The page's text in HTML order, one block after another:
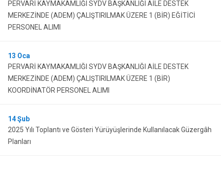
PERVARİ KAYMAKAMLIĞI SYDV BAŞKANLIĞI AİLE DESTEK
MERKEZİNDE (ADEM) ÇALIŞTIRILMAK ÜZERE 1 (BİR) EĞİTİCİ
PERSONEL ALIMI
13 Oca
PERVARİ KAYMAKAMLIĞI SYDV BAŞKANLIĞI AİLE DESTEK
MERKEZİNDE (ADEM) ÇALIŞTIRILMAK ÜZERE 1 (BİR)
KOORDİNATÖR PERSONEL ALIMI
14Şub
2025 Yılı Toplantı ve Gösteri Yürüyüşlerinde Kullanılacak Güzergâh
Planları